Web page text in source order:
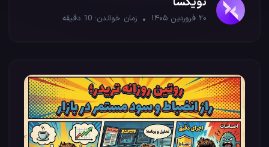
۲۰ فروردین ۱۴۰۵ زمان خواندن: 10 دقیقه